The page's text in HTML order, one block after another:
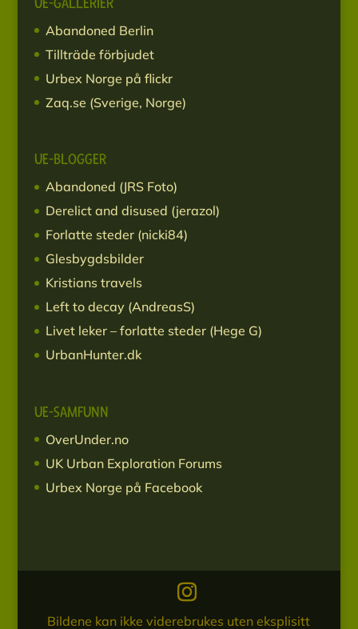
Abandoned Berlin
Tillträde förbjudet
Urbex Norge på flickr
Zaq.se (Sverige, Norge)
UE-BLOGGER
Abandoned (JRS Foto)
Derelict and disused (jerazol)
Forlatte steder (nicki84)
Glesbygdsbilder
Kristians travels
Left to decay (AndreasS)
Livet leker – forlatte steder (Hege G)
UrbanHunter.dk
UE-SAMFUNN
OverUnder.no
UK Urban Exploration Forums
Urbex Norge på Facebook
Bildene kan ikke viderebrukes uten eksplisitt